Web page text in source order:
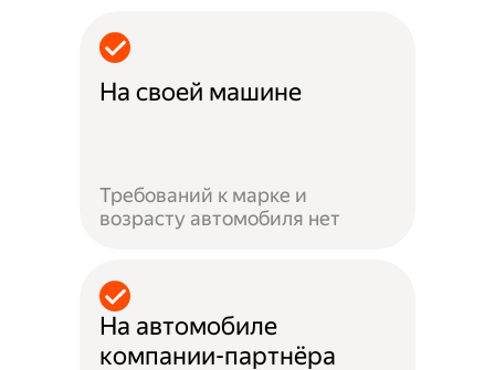
На своей машине
Требований к марке и
возрасту автомобиля нет
На автомобиле
компании-партнёра